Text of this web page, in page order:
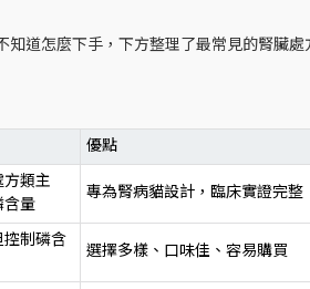
道怎麼下手，下方整理了最常見的腎臟
優點
方類主
含量
專為腎病貓設計，臨床實證完整
控制磷含
選擇多樣、口味佳、容易購買